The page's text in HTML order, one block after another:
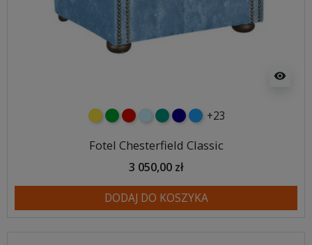
visibility
żółtyzielonyczerwony
błękitnyturkusowy
granatowy
niebieski
+23
Fotel Chesterfield Classic
3 050,00 zł
DODAJ DO KOSZYKA